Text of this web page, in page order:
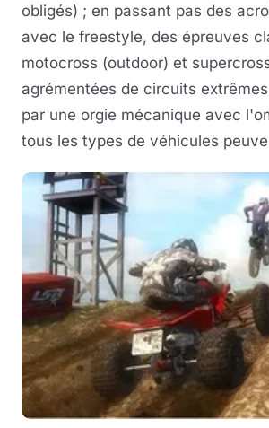
obligés) ; en passant pas des
avec le freestyle, des épreuves
motocross (outdoor) et
agrémentées de circuits
par une orgie mécanique avec
tous les types de véhicules